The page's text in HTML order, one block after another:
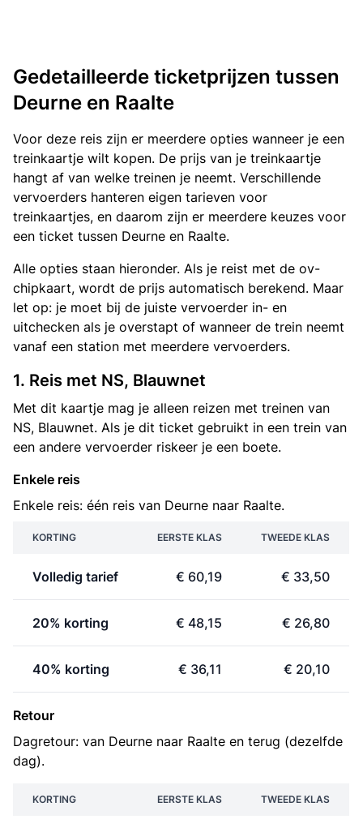
Gedetailleerde ticketprijzen tussen
Deurne en Raalte
Voor deze reis zijn er meerdere opties wanneer je een
treinkaartje wilt kopen. De prijs van je treinkaartje
hangt af van welke treinen je neemt. Verschillende
vervoerders hanteren eigen tarieven voor
treinkaartjes, en daarom zijn er meerdere keuzes voor
een ticket tussen Deurne en Raalte.
Alle opties staan hieronder. Als je reist met de ov-
chipkaart, wordt de prijs automatisch berekend. Maar
let op: je moet bij de juiste vervoerder in- en
uitchecken als je overstapt of wanneer de trein neemt
vanaf een station met meerdere vervoerders.
1. Reis met NS, Blauwnet
Met dit kaartje mag je alleen reizen met treinen van
NS, Blauwnet. Als je dit ticket gebruikt in een trein van
een andere vervoerder riskeer je een boete.
Enkele reis
Enkele reis: één reis van Deurne naar Raalte.
KORTING EERSTE KLAS TWEEDE KLAS
Volledig tarief € 60,19 € 33,50
20% korting € 48,15 € 26,80
40% korting € 36,11 € 20,10
Retour
Dagretour: van Deurne naar Raalte en terug (dezelfde
dag).
KORTING EERSTE KLAS TWEEDE KLAS